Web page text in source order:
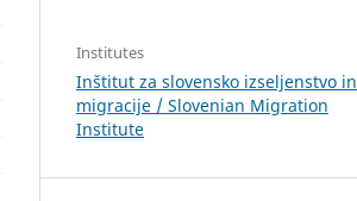
Institutes
Inštitut za slovensko izseljenstvo in
migracije / Slovenian Migration
Institute